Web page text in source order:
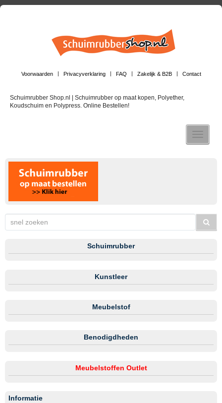
Voorwaarden Privacyverklaring FAQ Zakelijk & B2B Contact
Schuimrubber Shop.nl | Schuimrubber op maat kopen, Polyether,
Koudschuim en Polypress. Online Bestellen!
Toggle
Schuimrubber
Kunstleer
Meubelstof
Benodigdheden
Meubelstoffen Outlet
Informatie